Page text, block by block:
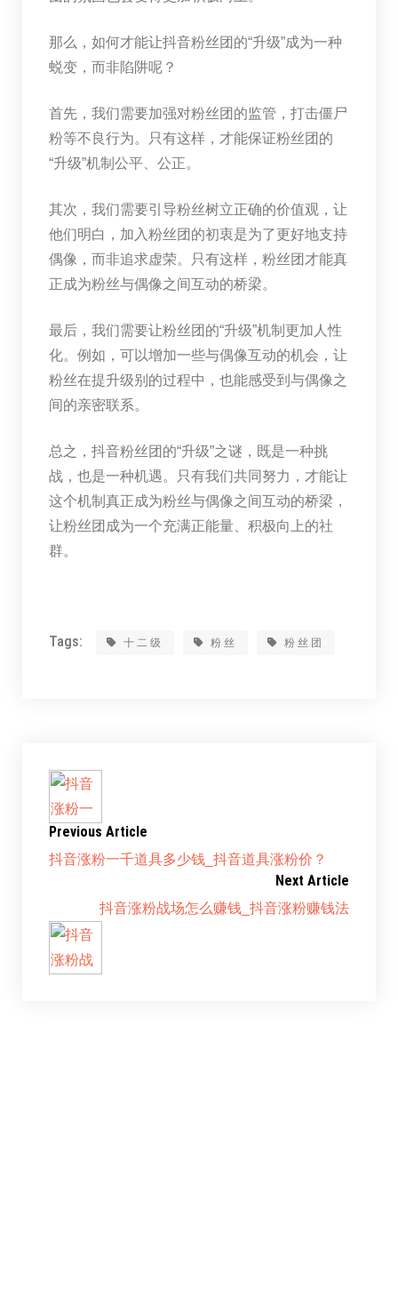
那么，如何才能让抖音粉丝团的“升级”成为一种
蜕变，而非陷阱呢？
首先，我们需要加强对粉丝团的监管，打击僵尸
粉等不良行为。只有这样，才能保证粉丝团的
“升级”机制公平、公正。
其次，我们需要引导粉丝树立正确的价值观，让
他们明白，加入粉丝团的初衷是为了更好地支持
偶像，而非追求虚荣。只有这样，粉丝团才能真
正成为粉丝与偶像之间互动的桥梁。
最后，我们需要让粉丝团的“升级”机制更加人性
化。例如，可以增加一些与偶像互动的机会，让
粉丝在提升级别的过程中，也能感受到与偶像之
间的亲密联系。
总之，抖音粉丝团的“升级”之谜，既是一种挑
战，也是一种机遇。只有我们共同努力，才能让
这个机制真正成为粉丝与偶像之间互动的桥梁，
让粉丝团成为一个充满正能量、积极向上的社
群。
Tags: 十二级 粉丝 粉丝团
Previous Article
抖音涨粉一千道具多少钱_抖音道具涨粉价？
Next Article
抖音涨粉战场怎么赚钱_抖音涨粉赚钱法